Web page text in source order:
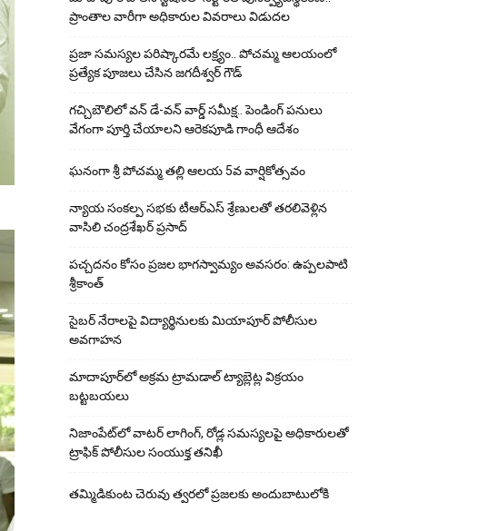
ప్రాంతాల వారీగా అధికారుల వివరాలు విడుదల
ప్రజా సమస్యల పరిష్కారమే లక్ష్యం.. పోచమ్మ ఆలయంలో
ప్రత్యేక పూజలు చేసిన జగదీశ్వర్ గౌడ్
గచ్చిబౌలిలో వన్ డే-వన్ వార్డ్ సమీక్ష.. పెండింగ్ పనులు
వేగంగా పూర్తి చేయాలని ఆరెకపూడి గాంధీ ఆదేశం
ఘ‌నంగా శ్రీ పోచమ్మ త‌ల్లి ఆలయ 5వ వార్షికోత్సవం
న్యాయ సంక‌ల్ప స‌భ‌కు టీఆర్ఎస్ శ్రేణుల‌తో త‌ర‌లివెళ్లిన
వాసిలి చంద్ర‌శేఖ‌ర్ ప్ర‌సాద్
పచ్చదనం కోసం ప్రజల భాగస్వామ్యం అవసరం: ఉప్పలపాటి
శ్రీకాంత్
సైబర్ నేరాలపై విద్యార్థినులకు మియాపూర్ పోలీసుల
అవగాహన
మాదాపూర్‌లో అక్రమ ట్రామడాల్ ట్యాబ్లెట్ల విక్రయం
బట్టబయలు
నిజాంపేట్‌లో వాటర్ లాగింగ్, రోడ్ల సమస్యలపై అధికారులతో
ట్రాఫిక్ పోలీసుల సంయుక్త తనిఖీ
తమ్మిడికుంట చెరువు త్వరలో ప్రజలకు అందుబాటులోకి